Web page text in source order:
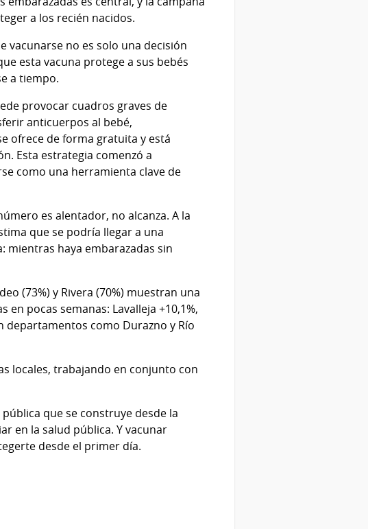
a los recién nacidos.
vacunarse no es solo una decisión
esta vacuna protege a sus bebés
a tiempo.
provocar cuadros graves de
anticuerpos al bebé,
ofrece de forma gratuita y está
Esta estrategia comenzó a
como una herramienta clave de
es alentador, no alcanza. A la
que se podría llegar a una
mientras haya embarazadas sin
(73%) y Rivera (70%) muestran una
pocas semanas: Lavalleja +10,1%,
departamentos como Durazno y Río
locales, trabajando en conjunto con
que se construye desde la
en la salud pública. Y vacunar
desde el primer día.